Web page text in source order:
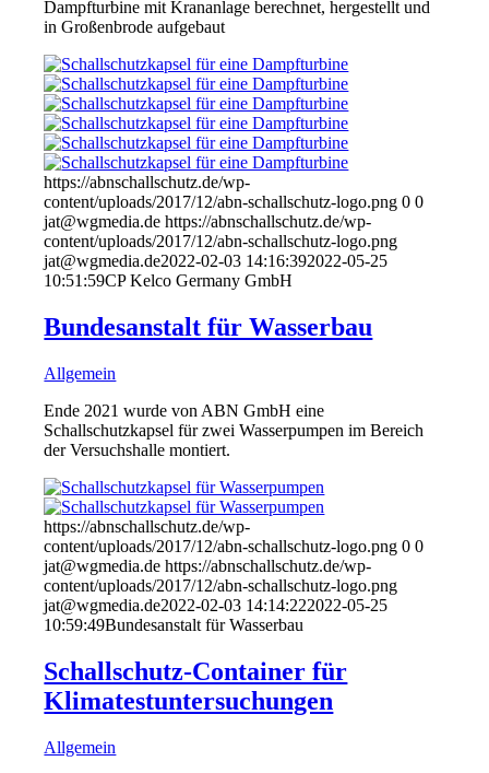
Dampfturbine mit Krananlage berechnet, hergestellt und
in Großenbrode aufgebaut
https://abnschallschutz.de/wp-
content/uploads/2017/12/abn-schallschutz-logo.png 0 0
jat@wgmedia.de https://abnschallschutz.de/wp-
content/uploads/2017/12/abn-schallschutz-logo.png
jat@wgmedia.de2022-02-03 14:16:392022-05-25
10:51:59CP Kelco Germany GmbH
Bundesanstalt für Wasserbau
Allgemein
Ende 2021 wurde von ABN GmbH eine
Schallschutzkapsel für zwei Wasserpumpen im Bereich
der Versuchshalle montiert.
https://abnschallschutz.de/wp-
content/uploads/2017/12/abn-schallschutz-logo.png 0 0
jat@wgmedia.de https://abnschallschutz.de/wp-
content/uploads/2017/12/abn-schallschutz-logo.png
jat@wgmedia.de2022-02-03 14:14:222022-05-25
10:59:49Bundesanstalt für Wasserbau
Schallschutz-Container für
Klimatestuntersuchungen
Allgemein